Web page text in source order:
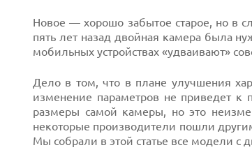
Новое — хорошо забытое старое, но в
пять лет назад двойная камера была
мобильных устройствах «удваивают»
Дело в том, что в плане улучшения
изменение параметров не приведет к
размеры самой камеры, но это
некоторые производители пошли
Мы собрали в этой статье все модели с